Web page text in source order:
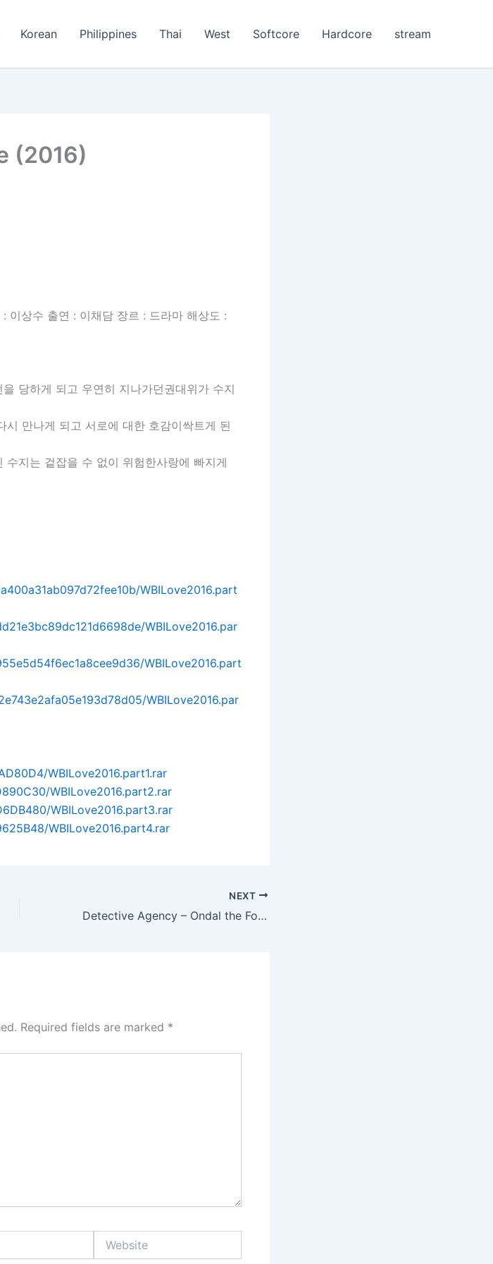
Korean Philippines Thai West Softcore Hardcore stream
(2016)
이상수 출연 : 이채담 장르 : 드라마 해상도 :
당하게 되고 우연히 지나가던권대위가 수지
만나게 되고 서로에 대한 호감이싹트게 된
지는 겉잡을 수 없이 위험한사랑에 빠지게
WBILove2016.part
WBILove2016.par
WBILove2016.part
WBILove2016.par
WBILove2016.part1.rar
WBILove2016.part2.rar
WBILove2016.part3.rar
WBILove2016.part4.rar
NEXT
Detective Agency – Ondal the Fool and Princess Pyeonggang Uncut Edition (2016)
Required fields are marked *